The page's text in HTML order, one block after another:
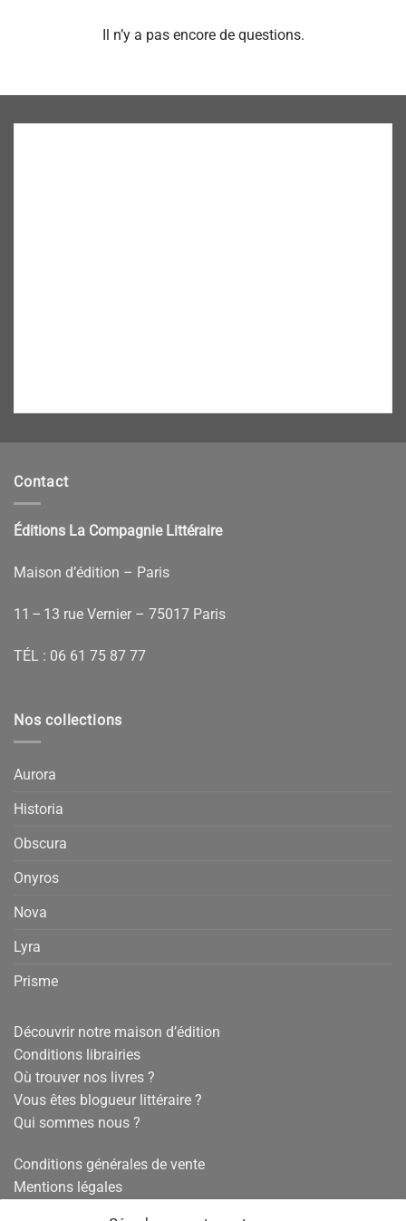
Il n’y a pas encore de questions.
Contact
Éditions La Compagnie Littéraire
Maison d’édition – Paris
11 – 13 rue Vernier – 75017 Paris
TÉL : 06 61 75 87 77
Nos collections
Aurora
Historia
Obscura
Onyros
Nova
Lyra
Prisme
Découvrir notre maison d’édition
Conditions librairies
Où trouver nos livres ?
Vous êtes blogueur littéraire ?
Qui sommes nous ?
Conditions générales de vente
Mentions légales